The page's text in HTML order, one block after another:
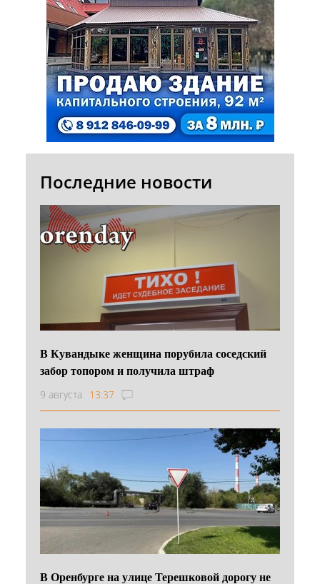
Последние новости
В Кувандыке женщина порубила соседский
забор топором и получила штраф
9 августа 13:37
В Оренбурге на улице Терешковой дорогу не